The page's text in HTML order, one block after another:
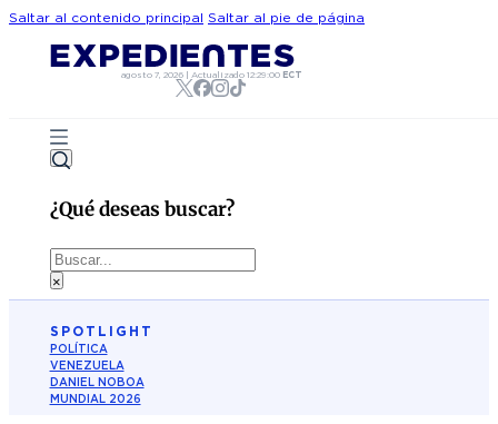
Saltar al contenido principal Saltar al pie de página
agosto 7, 2026| Actualizado 12:29:00 ECT
¿Qué deseas buscar?
Buscar
×
SPOTLIGHT
POLÍTICA
VENEZUELA
DANIEL NOBOA
MUNDIAL 2026